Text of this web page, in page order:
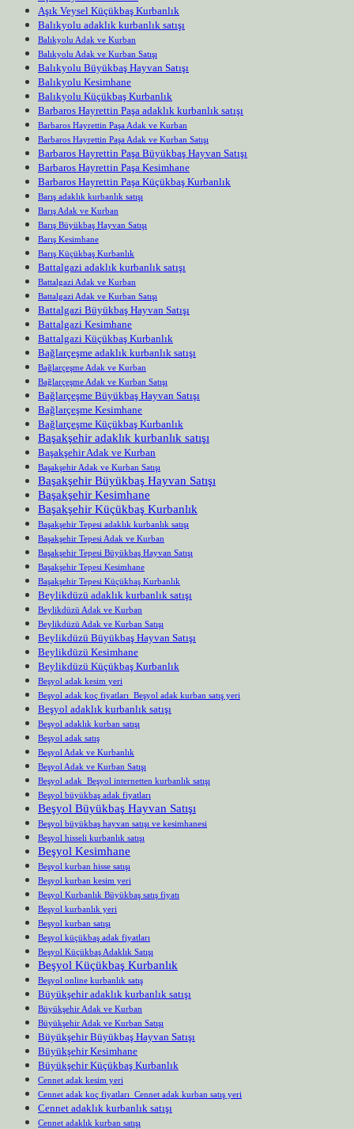
Aşık Veysel Küçükbaş Kurbanlık
Balıkyolu adaklık kurbanlık satışı
Balıkyolu Adak ve Kurban
Balıkyolu Adak ve Kurban Satışı
Balıkyolu Büyükbaş Hayvan Satışı
Balıkyolu Kesimhane
Balıkyolu Küçükbaş Kurbanlık
Barbaros Hayrettin Paşa adaklık kurbanlık satışı
Barbaros Hayrettin Paşa Adak ve Kurban
Barbaros Hayrettin Paşa Adak ve Kurban Satışı
Barbaros Hayrettin Paşa Büyükbaş Hayvan Satışı
Barbaros Hayrettin Paşa Kesimhane
Barbaros Hayrettin Paşa Küçükbaş Kurbanlık
Barış adaklık kurbanlık satışı
Barış Adak ve Kurban
Barış Büyükbaş Hayvan Satışı
Barış Kesimhane
Barış Küçükbaş Kurbanlık
Battalgazi adaklık kurbanlık satışı
Battalgazi Adak ve Kurban
Battalgazi Adak ve Kurban Satışı
Battalgazi Büyükbaş Hayvan Satışı
Battalgazi Kesimhane
Battalgazi Küçükbaş Kurbanlık
Bağlarçeşme adaklık kurbanlık satışı
Bağlarçeşme Adak ve Kurban
Bağlarçeşme Adak ve Kurban Satışı
Bağlarçeşme Büyükbaş Hayvan Satışı
Bağlarçeşme Kesimhane
Bağlarçeşme Küçükbaş Kurbanlık
Başakşehir adaklık kurbanlık satışı
Başakşehir Adak ve Kurban
Başakşehir Adak ve Kurban Satışı
Başakşehir Büyükbaş Hayvan Satışı
Başakşehir Kesimhane
Başakşehir Küçükbaş Kurbanlık
Başakşehir Tepesi adaklık kurbanlık satışı
Başakşehir Tepesi Adak ve Kurban
Başakşehir Tepesi Büyükbaş Hayvan Satışı
Başakşehir Tepesi Kesimhane
Başakşehir Tepesi Küçükbaş Kurbanlık
Beylikdüzü adaklık kurbanlık satışı
Beylikdüzü Adak ve Kurban
Beylikdüzü Adak ve Kurban Satışı
Beylikdüzü Büyükbaş Hayvan Satışı
Beylikdüzü Kesimhane
Beylikdüzü Küçükbaş Kurbanlık
Beşyol adak kesim yeri
Beşyol adak koç fiyatları Beşyol adak kurban satış yeri
Beşyol adaklık kurbanlık satışı
Beşyol adaklık kurban satışı
Beşyol adak satış
Beşyol Adak ve Kurbanlık
Beşyol Adak ve Kurban Satışı
Beşyol adak Beşyol internetten kurbanlık satışı
Beşyol büyükbaş adak fiyatları
Beşyol Büyükbaş Hayvan Satışı
Beşyol büyükbaş hayvan satışı ve kesimhanesi
Beşyol hisseli kurbanlık satışı
Beşyol Kesimhane
Beşyol kurban hisse satışı
Beşyol kurban kesim yeri
Beşyol Kurbanlık Büyükbaş satış fiyatı
Beşyol kurbanlık yeri
Beşyol kurban satışı
Beşyol küçükbaş adak fiyatları
Beşyol Küçükbaş Adaklık Satışı
Beşyol Küçükbaş Kurbanlık
Beşyol online kurbanlık satış
Büyükşehir adaklık kurbanlık satışı
Büyükşehir Adak ve Kurban
Büyükşehir Adak ve Kurban Satışı
Büyükşehir Büyükbaş Hayvan Satışı
Büyükşehir Kesimhane
Büyükşehir Küçükbaş Kurbanlık
Cennet adak kesim yeri
Cennet adak koç fiyatları Cennet adak kurban satış yeri
Cennet adaklık kurbanlık satışı
Cennet adaklık kurban satışı